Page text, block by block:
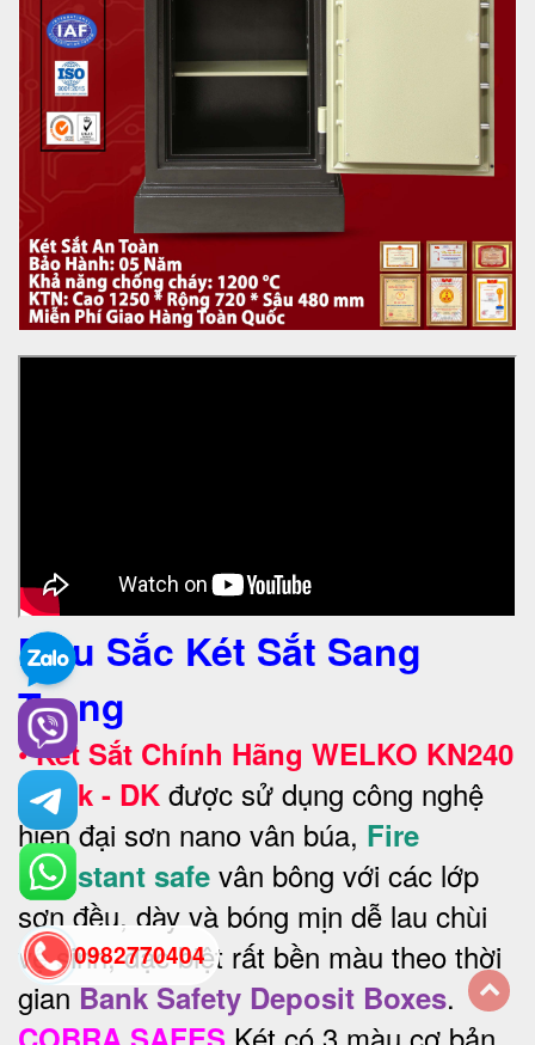
Màu Sắc Két Sắt Sang
Trọng
• Két Sắt Chính Hãng WELKO KN240
Black - DK được sử dụng công nghệ
hiện đại sơn nano vân búa, Fire
Resistant safe vân bông với các lớp
sơn đều, dày và bóng mịn dễ lau chùi
vệ sinh, đặc biệt rất bền màu theo thời
gian Bank Safety Deposit Boxes.
Két có 3 màu cơ bản
0982770404
back